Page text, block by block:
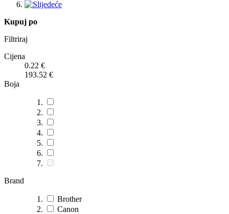
Kupuj po
Filtriraj
Cijena
0.22 €
193.52 €
Boja
Brand
Brother
Canon